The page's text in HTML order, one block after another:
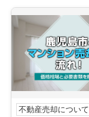
不動産売却について